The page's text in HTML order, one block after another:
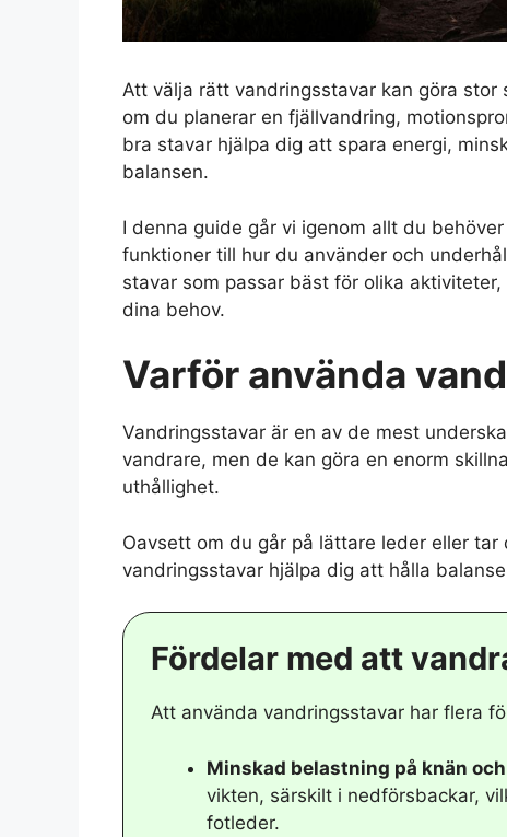
Att välja rätt vandringsstavar kan göra
om du planerar en fjällvandring,
bra stavar hjälpa dig att spara energi,
balansen.
I denna guide går vi igenom allt du
funktioner till hur du använder och
stavar som passar bäst för olika
dina behov.
Varför använda
Vandringsstavar är en av de mest
vandrare, men de kan göra en enorm
uthållighet.
Oavsett om du går på lättare leder eller
vandringsstavar hjälpa dig att hålla
Fördelar med att
Att använda vandringsstavar har flera
Minskad belastning på knän
vikten, särskilt i nedförsbackar,
fotleder.